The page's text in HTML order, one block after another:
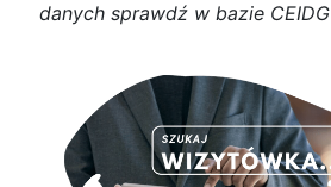
danych sprawdź w bazie CEIDG